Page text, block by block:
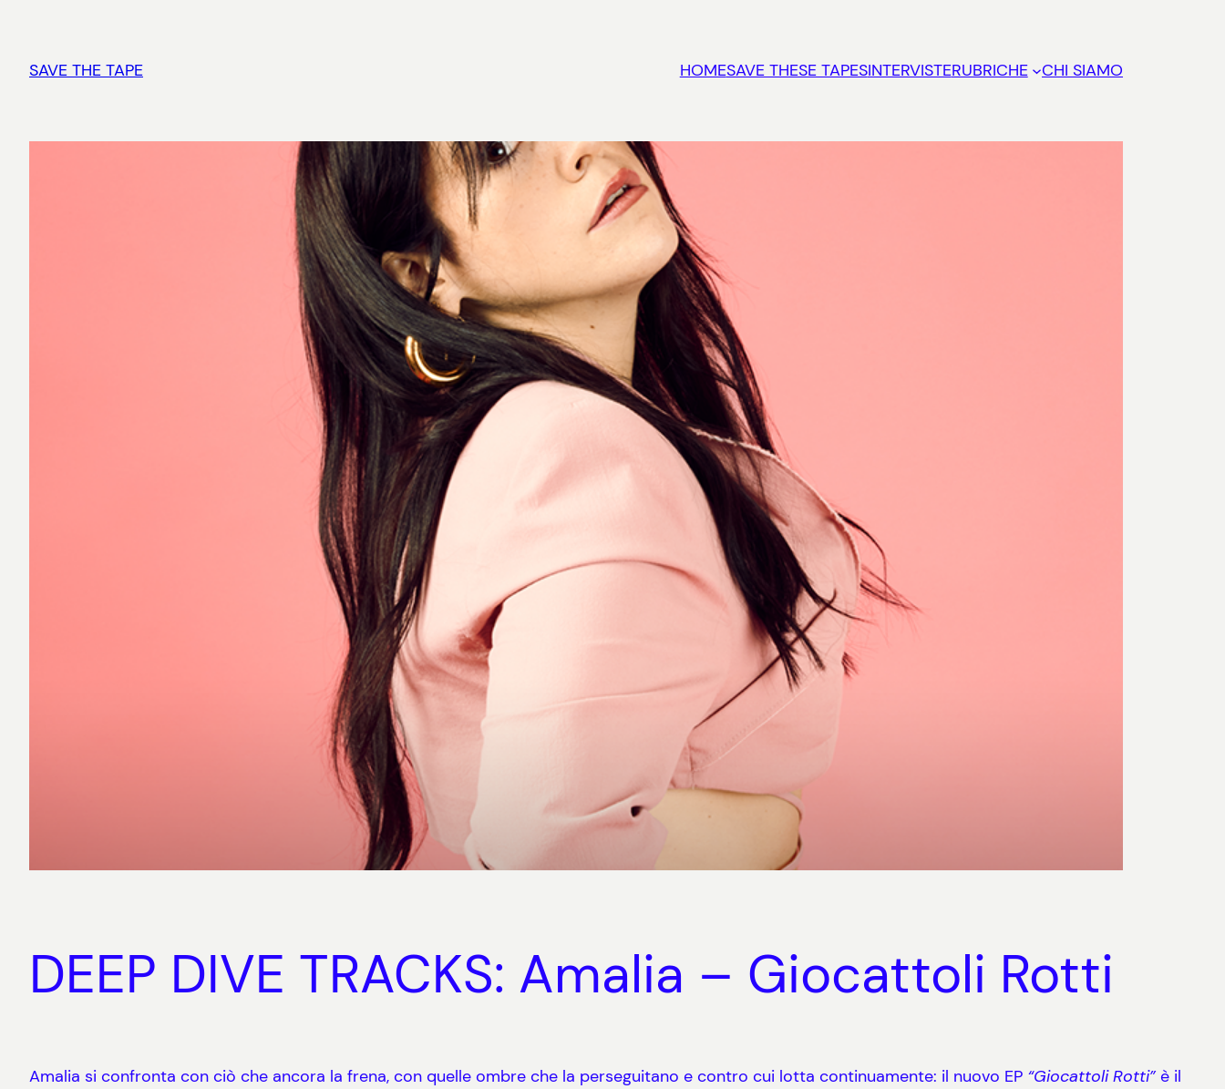
contenuto
SAVE THE TAPE HOMESAVE THESE TAPESINTERVISTERUBRICHE CHI SIAMO
DEEP DIVE TRACKS: Amalia – Giocattoli Rotti
Amalia si confronta con ciò che ancora la frena, con quelle ombre che la perseguitano e contro cui lotta continuamente: il nuovo EP “Giocattoli Rotti”è il